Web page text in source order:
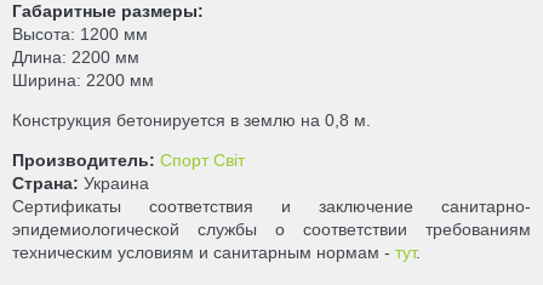
Габаритные размеры:
Высота: 1200 мм
Длина: 2200 мм
Ширина: 2200 мм
Конструкция бетонируется в землю на 0,8 м.
Производитель: Спорт Світ
Страна: Украина
Сертификаты соответствия и заключение санитарно-
эпидемиологической службы о соответствии требованиям
техническим условиям и санитарным нормам - тут.